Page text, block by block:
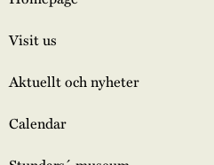
Visit us
Aktuellt och nyheter
Calendar